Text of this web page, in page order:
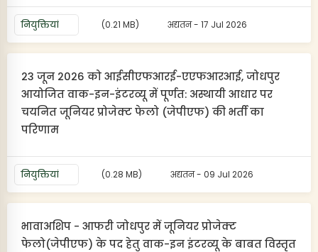
नियुक्तियां (0.21 MB) अद्यतन - 17 Jul 2026
23 जून 2026 को आईसीएफआरई-एएफआरआई, जोधपुर
आयोजित वाक-इन-इंटरव्यू में पूर्णत: अस्थायी आधार पर
चयनित जूनियर प्रोजेक्ट फेलो (जेपीएफ) की भर्ती का
परिणाम
नियुक्तियां (0.28 MB) अद्यतन - 09 Jul 2026
भावाअशिप - आफरी जोधपुर में जूनियर प्रोजेक्ट
फेलो(जेपीएफ) के पद हेतु वाक-इन इंटरव्यू के बाबत विस्तृत